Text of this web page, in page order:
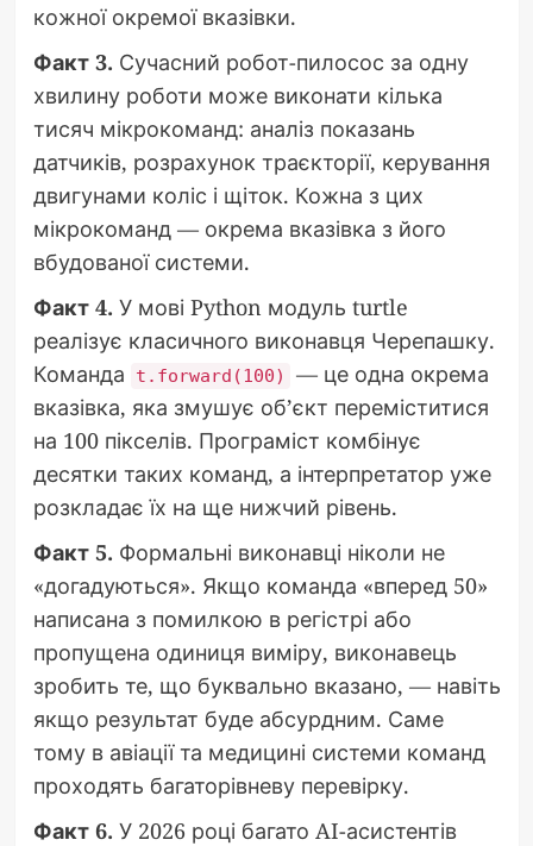
кожної окремої вказівки.
Факт 3. Сучасний робот-пилосос за одну
хвилину роботи може виконати кілька
тисяч мікрокоманд: аналіз показань
датчиків, розрахунок траєкторії, керування
двигунами коліс і щіток. Кожна з цих
мікрокоманд — окрема вказівка з його
вбудованої системи.
Факт 4. У мові Python модуль turtle
реалізує класичного виконавця Черепашку.
Команда
t.forward(100)
— це одна окрема
вказівка, яка змушує об’єкт переміститися
на 100 пікселів. Програміст комбінує
десятки таких команд, а інтерпретатор уже
розкладає їх на ще нижчий рівень.
Факт 5. Формальні виконавці ніколи не
«догадуються». Якщо команда «вперед 50»
написана з помилкою в регістрі або
пропущена одиниця виміру, виконавець
зробить те, що буквально вказано, — навіть
якщо результат буде абсурдним. Саме
тому в авіації та медицині системи команд
проходять багаторівневу перевірку.
Факт 6. У 2026 році багато AI-асистентів